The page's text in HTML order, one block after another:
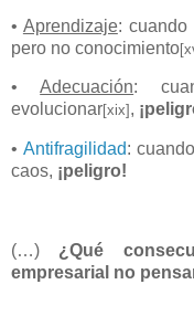
• Aprendizaje: cuando
pero no conocimiento
•Adecuación:
evolucionar[xix] ,
• Antifragilidad:
caos, ¡peligro!
(…) ¿Qué
empresarial no